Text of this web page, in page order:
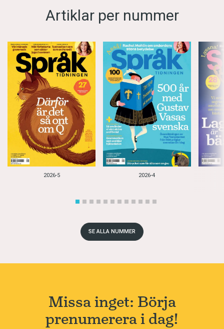
Artiklar per nummer
2026-5 2026-4
SE ALLA NUMMER
Missa inget: Börja
prenumerera i dag!